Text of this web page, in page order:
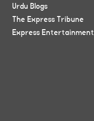
Urdu Blogs
The Express Tribune
Express Entertainment